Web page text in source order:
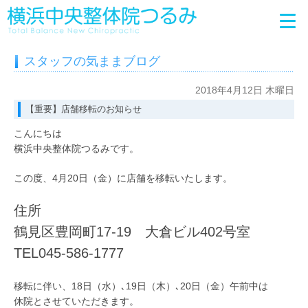
スタッフの気ままブログ
2018年4月12日 木曜日
【重要】店舗移転のお知らせ
こんにちは
横浜中央整体院つるみです。
この度、4月20日（金）に店舗を移転いたします。
住所
鶴見区豊岡町17-19 大倉ビル402号室
TEL045-586-1777
移転に伴い、18日（水）､19日（木）､20日（金）午前中は
休院とさせていただきます。